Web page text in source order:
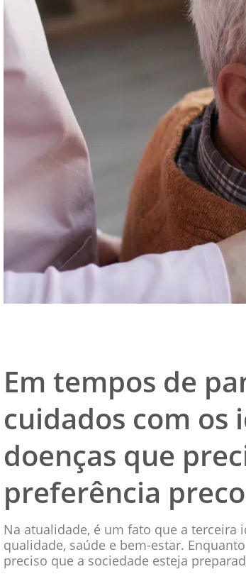
Em tempos de
cuidados com os
doenças que
preferência
Na atualidade, é um fato que a terceira
qualidade, saúde e bem-estar.
preciso que a sociedade esteja